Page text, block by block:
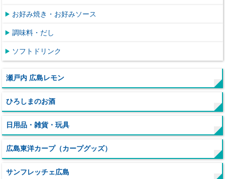
お好み焼き・お好みソース
調味料・だし
ソフトドリンク
瀬戸内 広島レモン
ひろしまのお酒
日用品・雑貨・玩具
広島東洋カープ（カープグッズ）
サンフレッチェ広島